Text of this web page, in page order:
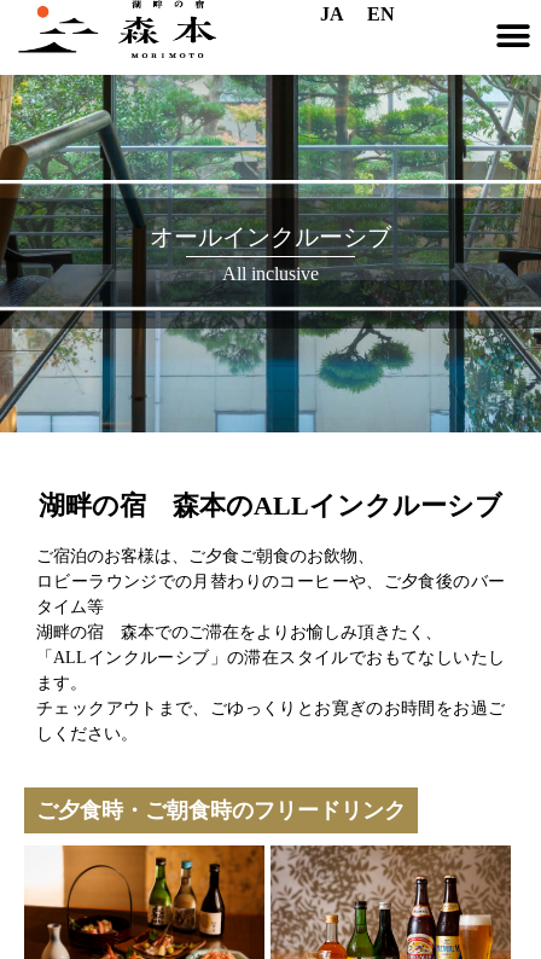
JA EN
オールインクルーシブ
All inclusive
湖畔の宿 森本のALLインクルーシブ
ご宿泊のお客様は、ご夕食ご朝食のお飲物、
ロビーラウンジでの月替わりのコーヒーや、ご夕食後のバー
タイム等
湖畔の宿 森本でのご滞在をよりお愉しみ頂きたく、
「ALLインクルーシブ」の滞在スタイルでおもてなしいたし
ます。
チェックアウトまで、ごゆっくりとお寛ぎのお時間をお過ご
しください。
ご夕食時・ご朝食時のフリードリンク